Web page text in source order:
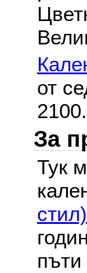
от
2100.
За
Тук
стил)
пъти